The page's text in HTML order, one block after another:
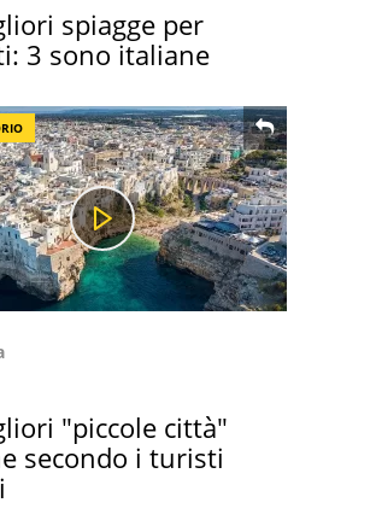
spiagge per
3 sono italiane
"piccole città"
secondo i turisti